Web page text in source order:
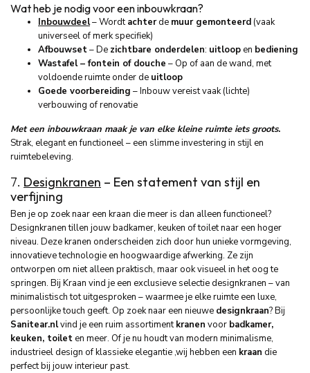
Wat heb je nodig voor een inbouwkraan?
Inbouwdeel– Wordtachterde muur gemonteerd(vaak
universeel of merk specifiek)
Afbouwset– De zichtbare onderdelen: uitloopen bediening
Wastafel – fontein of douche – Op of aan de wand, met
voldoende ruimte onder de uitloop
Goede voorbereiding – Inbouw vereist vaak (lichte)
verbouwing of renovatie
Met een inbouwkraan maak je van elke kleine ruimte iets groots.
Strak, elegant en functioneel – een slimme investering in stijl en
ruimtebeleving.
7. Designkranen – Een statement van stijl en
verfijning
Ben je op zoek naar een kraan die meer is dan alleen functioneel?
Designkranen tillen jouw badkamer, keuken of toilet naar een hoger
niveau. Deze kranen onderscheiden zich door hun unieke vormgeving,
innovatieve technologie en hoogwaardige afwerking. Ze zijn
ontworpen om niet alleen praktisch, maar ook visueel in het oog te
springen. Bij Kraan vind je een exclusieve selectie designkranen – van
minimalistisch tot uitgesproken – waarmee je elke ruimte een luxe,
persoonlijke touch geeft. Op zoek naar een nieuwe designkraan? Bij
Sanitear.nlvind je een ruim assortimentkranen voor badkamer,
keuken, toileten meer. Of je nu houdt van modern minimalisme,
industrieel design of klassieke elegantie ,wij hebben een kraan die
perfect bij jouw interieur past.